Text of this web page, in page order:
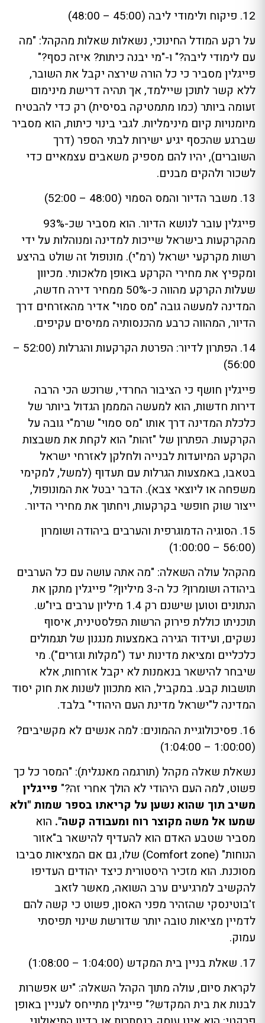
12. פיקוח ולימודי ליבה (45:00 – 48:00)
על רקע המודל החינוכי, נשאלות שאלות מהקהל: "מה
עם לימודי ליבה?" ו-"מי יבנה כיתות? איזה כסף?"
פייגלין מסביר כי כל הורה שירצה יקבל את השובר,
ללא קשר לתוכן שיילמד, אך תהיה דרישת מינימום
זעומה ביותר (כמו מתמטיקה בסיסית) רק כדי להבטיח
מיומנויות קיום מינימליות. לגבי בינוי כיתות, הוא מסביר
שברגע שהכסף יגיע ישירות לבתי הספר (דרך
השוברים), יהיו להם מספיק משאבים עצמאיים כדי
לשכור ולהקים מבנים.
13. משבר הדיור והמס הסמוי (48:00 – 52:00)
פייגלין עובר לנושא הדיור. הוא מסביר שכ-93%
מהקרקעות בישראל שייכות למדינה ומנוהלות על ידי
רשות מקרקעי ישראל (רמ"י). מונופול זה שולט בהיצע
ומקפיץ את מחירי הקרקע באופן מלאכותי. מכיוון
שעלות הקרקע מהווה כ-50% ממחיר דירה חדשה,
המדינה למעשה גובה "מס סמוי" אדיר מהאזרחים דרך
הדיור, המהווה כרבע מהכנסותיה ממיסים עקיפים.
14. הפתרון לדיור: הפרטת הקרקעות והגרלות (52:00 –
56:00)
פייגלין חושף כי הציבור החרדי, שרוכש הכי הרבה
דירות חדשות, הוא למעשה המממן הגדול ביותר של
כלכלת המדינה דרך אותו "מס סמוי" שרמ"י גובה על
הקרקעות. הפתרון של "זהות" הוא לקחת את משבצות
הקרקע המיועדות לבנייה ולחלקן לאזרחי ישראל
בטאבו, באמצעות הגרלות עם תעדוף (למשל, למקימי
משפחה או ליוצאי צבא). הדבר יבטל את המונופול,
ייצור שוק חופשי בקרקעות, ויחתוך את מחירי הדיור.
15. הסוגיה הדמוגרפית והערבים ביהודה ושומרון
(56:00 – 1:00:00)
מהקהל עולה השאלה: "מה אתה עושה עם כל הערבים
ביהודה ושומרון? כל ה-3 מיליון?" פייגלין מתקן את
הנתונים וטוען שישנם רק 1.4 מיליון ערבים ביו"ש.
תוכניתו כוללת פירוק הרשות הפלסטינית, איסוף
נשקים, ועידוד הגירה באמצעות מנגנון של תגמולים
כלכליים ומציאת מדינות יעד ("מקלות וגזרים"). מי
שיבחר להישאר בנאמנות לא יקבל אזרחות, אלא
תושבות קבע. במקביל, הוא מתכוון לשנות את חוק יסוד
המדינה ל"ישראל מדינת העם היהודי" בלבד.
16. פסיכולוגיית ההמונים: למה אנשים לא מקשיבים?
(1:00:00 – 1:04:00)
נשאלת שאלה מקהל (תורגמה מאנגלית): "המסר כל כך
פשוט, למה העם היהודי לא הולך אחרי זה?" פייגלין
משיב תוך שהוא נשען על קריאתו בספר שמות "ולא
שמעו אל משה מקוצר רוח ומעבודה קשה". הוא
מסביר שטבע האדם הוא להעדיף להישאר ב"אזור
הנוחות" (Comfort zone) שלו, גם אם המציאות סביבו
מסוכנת. הוא מזכיר היסטורית כיצד יהודים העדיפו
להקשיב למרגיעים ערב השואה, מאשר לזאב
ז'בוטינסקי שהזהיר מפני האסון, פשוט כי קשה להם
לדמיין מציאות טובה יותר שדורשת שינוי תפיסתי
עמוק.
17. שאלת בניין בית המקדש (1:04:00 – 1:08:00)
לקראת סיום, עולה מתוך הקהל השאלה: "יש אפשרות
לבנות את בית המקדש?" פייגלין מתייחס לעניין באופן